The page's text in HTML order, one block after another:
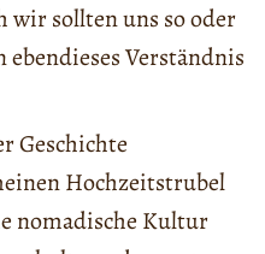
wir sollten uns so oder
Verständnis
Geschichte
Hochzeitstrubel
nomadische Kultur